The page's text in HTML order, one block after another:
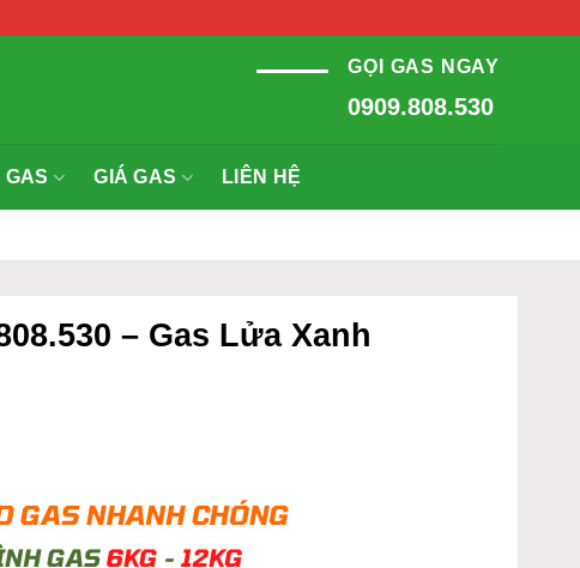
GỌI GAS NGAY
0909.808.530
GAS GIÁ GAS LIÊN HỆ
– Gas Lửa Xanh